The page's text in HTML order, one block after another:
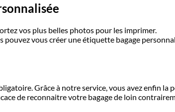
vos plus belles photos pour les imprimer.
vous créer une étiquette bagage
Grâce à notre service, vous avez enfin
de reconnaitre votre bagage de loin